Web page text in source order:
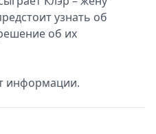
узнать об
об их
информации.